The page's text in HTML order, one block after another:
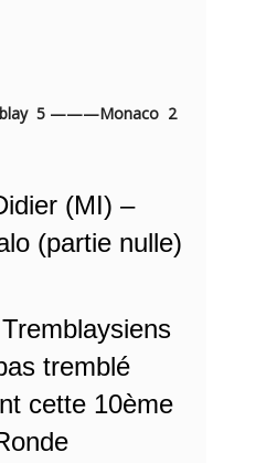
5 ———Monaco 2
(MI) –
(partie nulle)
tremblé
cette 10ème